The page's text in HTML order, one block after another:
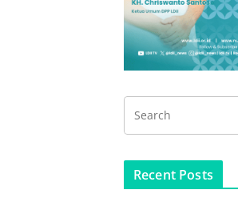
Recent Posts